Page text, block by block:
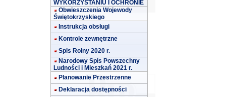
WYKORZYSTANIU I OCHRONIE
Obwieszczenia Wojewody
Świętokrzyskiego
Instrukcja obsługi
Kontrole zewnętrzne
Spis Rolny 2020 r.
Narodowy Spis Powszechny
Ludności i Mieszkań 2021 r.
Planowanie Przestrzenne
Deklaracja dostępności